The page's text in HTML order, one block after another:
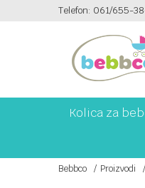
Telefon: 061/655-
Kolica za
Bebbco Proizvodi